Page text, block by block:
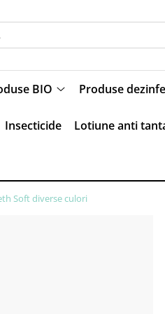
BIO Produse
Insecticide Lotiune anti
Soft diverse culori